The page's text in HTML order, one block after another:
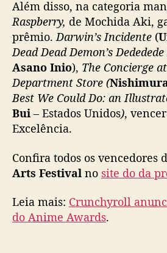
Além disso, na categoria
Raspberry, de Mochida Aki,
prêmio.Darwin’s Incidente (
Dead Dead Demon’s
Asano Inio), The Concierge
Department Store (
Best We Could Do: an
Bui – Estados Unidos),
Excelência.
Confira todos os vencedores
Arts Festival no site do da
Leia mais: Crunchyroll
do Anime Awards.